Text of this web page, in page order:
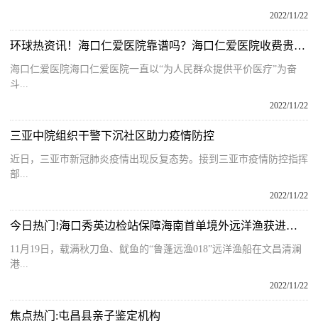
2022/11/22
环球热资讯！海口仁爱医院靠谱吗？海口仁爱医院收费贵吗？
海口仁爱医院海口仁爱医院一直以“为人民群众提供平价医疗”为奋
斗...
2022/11/22
三亚中院组织干警下沉社区助力疫情防控
近日，三亚市新冠肺炎疫情出现反复态势。接到三亚市疫情防控指挥
部...
2022/11/22
今日热门!海口秀英边检站保障海南首单境外远洋渔获进港交易落地文昌
11月19日，载满秋刀鱼、鱿鱼的“鲁蓬远渔018”远洋渔船在文昌清澜
港...
2022/11/22
焦点热门:屯昌县亲子鉴定机构